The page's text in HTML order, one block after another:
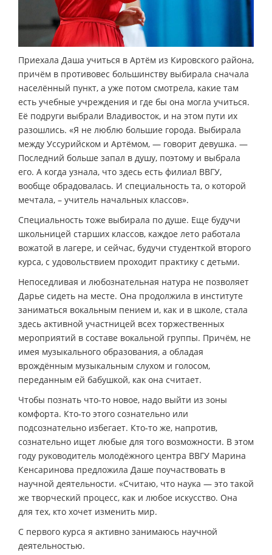
Приехала Даша учиться в Артём из Кировского района,
причём в противовес большинству выбирала сначала
населённый пункт, а уже потом смотрела, какие там
есть учебные учреждения и где бы она могла учиться.
Её подруги выбрали Владивосток, и на этом пути их
разошлись. «Я не люблю большие города. Выбирала
между Уссурийском и Артёмом, — говорит девушка. —
Последний больше запал в душу, поэтому и выбрала
его. А когда узнала, что здесь есть филиал ВВГУ,
вообще обрадовалась. И специальность та, о которой
мечтала, – учитель начальных классов».
Специальность тоже выбирала по душе. Еще будучи
школьницей старших классов, каждое лето работала
вожатой в лагере, и сейчас, будучи студенткой второго
курса, с удовольствием проходит практику с детьми.
Непоседливая и любознательная натура не позволяет
Дарье сидеть на месте. Она продолжила в институте
заниматься вокальным пением и, как и в школе, стала
здесь активной участницей всех торжественных
мероприятий в составе вокальной группы. Причём, не
имея музыкального образования, а обладая
врождённым музыкальным слухом и голосом,
переданным ей бабушкой, как она считает.
Чтобы познать что-то новое, надо выйти из зоны
комфорта. Кто-то этого сознательно или
подсознательно избегает. Кто-то же, напротив,
сознательно ищет любые для того возможности. В этом
году руководитель молодёжного центра ВВГУ Марина
Кенсаринова предложила Даше поучаствовать в
научной деятельности. «Считаю, что наука — это такой
же творческий процесс, как и любое искусство. Она
для тех, кто хочет изменить мир.
С первого курса я активно занимаюсь научной
деятельностью.